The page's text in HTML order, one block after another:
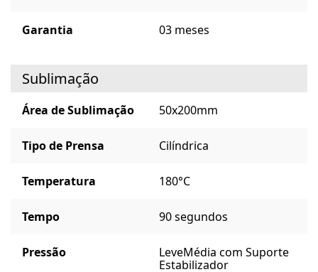
Garantia 03 meses
Sublimação
Área de Sublimação 50x200mm
Tipo de Prensa Cilíndrica
Temperatura 180°C
Tempo 90 segundos
Pressão LeveMédia com Suporte
Estabilizador